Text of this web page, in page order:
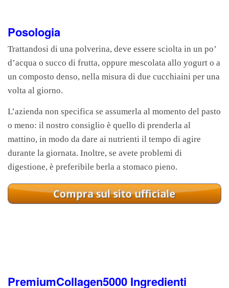
Posologia
Trattandosi di una polverina, deve essere sciolta in un po’
d’acqua o succo di frutta, oppure mescolata allo yogurt o a
un composto denso, nella misura di due cucchiaini per una
volta al giorno.
L’azienda non specifica se assumerla al momento del pasto
o meno: il nostro consiglio è quello di prenderla al
mattino, in modo da dare ai nutrienti il tempo di agire
durante la giornata. Inoltre, se avete problemi di
digestione, è preferibile berla a stomaco pieno.
PremiumCollagen5000 Ingredienti